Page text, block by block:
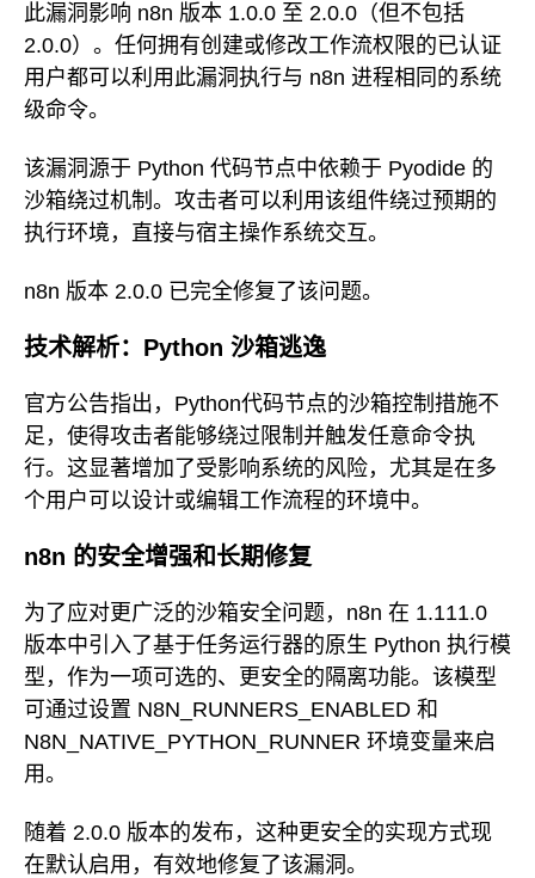
此漏洞影响 n8n 版本 1.0.0 至 2.0.0（但不包括
2.0.0）。任何拥有创建或修改工作流权限的已认证
用户都可以利用此漏洞执行与 n8n 进程相同的系统
级命令。
该漏洞源于 Python 代码节点中依赖于 Pyodide 的
沙箱绕过机制。攻击者可以利用该组件绕过预期的
执行环境，直接与宿主操作系统交互。
n8n 版本 2.0.0 已完全修复了该问题。
技术解析：Python 沙箱逃逸
官方公告指出，Python代码节点的沙箱控制措施不
足，使得攻击者能够绕过限制并触发任意命令执
行。这显著增加了受影响系统的风险，尤其是在多
个用户可以设计或编辑工作流程的环境中。
n8n 的安全增强和长期修复
为了应对更广泛的沙箱安全问题，n8n 在 1.111.0
版本中引入了基于任务运行器的原生 Python 执行模
型，作为一项可选的、更安全的隔离功能。该模型
可通过设置 N8N_RUNNERS_ENABLED 和
N8N_NATIVE_PYTHON_RUNNER 环境变量来启
用。
随着 2.0.0 版本的发布，这种更安全的实现方式现
在默认启用，有效地修复了该漏洞。